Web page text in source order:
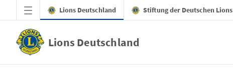
Zum Hauptinhalt springen
Lions Deutschland Stiftung der Deutschen Lions
Lions Deutschland